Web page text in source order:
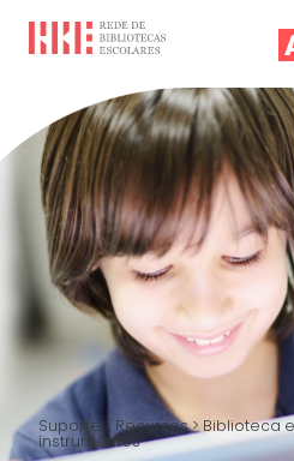
Suporte > Recursos>Biblioteca
instrumentos